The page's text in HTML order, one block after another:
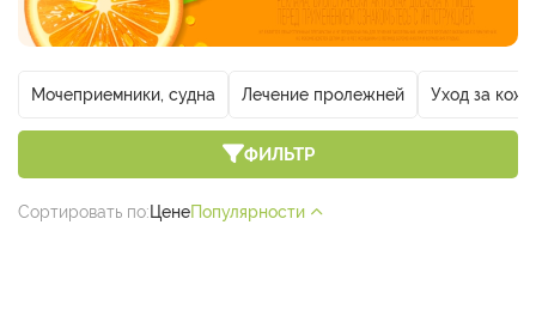
Мочеприемники, судна Лечение пролежней Уход за
ФИЛЬТР
Сортировать по: ЦенеПопулярности